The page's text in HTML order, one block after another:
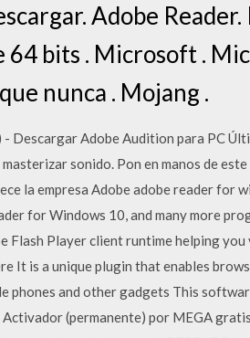
Adobe
64 bits . Microsoft .
nunca . Mojang .
Descargar Adobe Audition para PC
masterizar sonido. Pon en manos de
la empresa Adobe adobe reader for
for Windows 10, and many more
Flash Player client runtime helping
It is a unique plugin that enables
phones and other gadgets This
Activador (permanente) por MEGA